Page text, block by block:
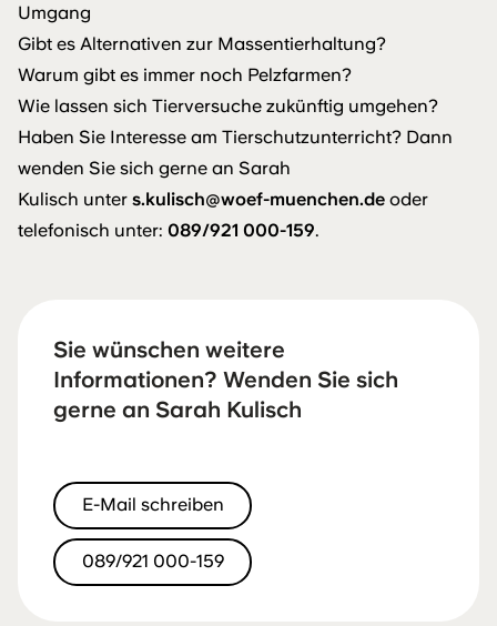
Umgang
Gibt es Alternativen zur Massentierhaltung?
Warum gibt es immer noch Pelzfarmen?
Wie lassen sich Tierversuche zukünftig umgehen?
Haben Sie Interesse am Tierschutzunterricht? Dann
wenden Sie sich gerne an Sarah
Kulisch unter s.kulisch@woef-muenchen.de oder
telefonisch unter: 089/921 000-159.
Sie wünschen weitere
Informationen? Wenden Sie sich
gerne an Sarah Kulisch
E-Mail schreiben
089/921 000-159